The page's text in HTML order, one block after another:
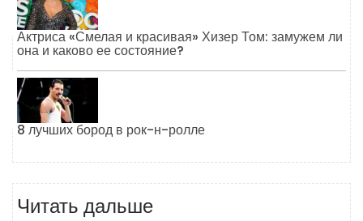
Актриса «Смелая и красивая» Хизер Том: замужем ли
она и каково ее состояние?
8 лучших бород в рок-н-ролле
Читать дальше